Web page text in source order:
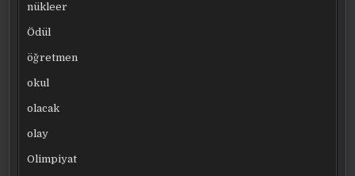
nükleer
Ödül
öğretmen
okul
olacak
olay
Olimpiyat